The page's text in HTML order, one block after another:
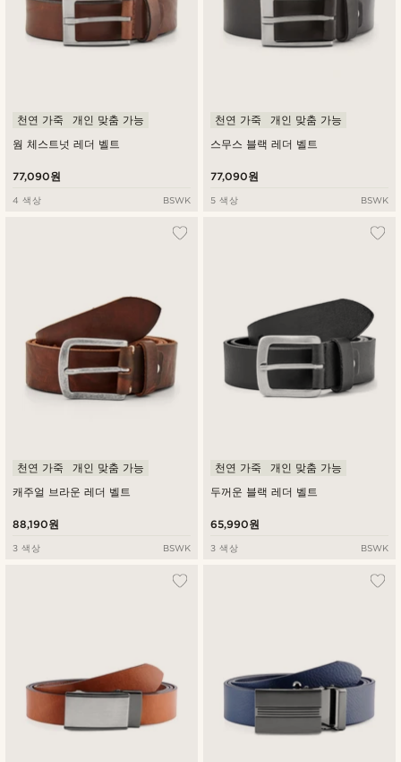
웜 체스트넛 레더 벨트
천연 가죽 개인 맞춤 가능
77,090원
4 색상 BSWK
스무스 블랙 레더 벨트
천연 가죽 개인 맞춤 가능
77,090원
5 색상 BSWK
캐주얼 브라운 레더 벨트
천연 가죽 개인 맞춤 가능
88,190원
3 색상 BSWK
두꺼운 블랙 레더 벨트
천연 가죽 개인 맞춤 가능
65,990원
3 색상 BSWK